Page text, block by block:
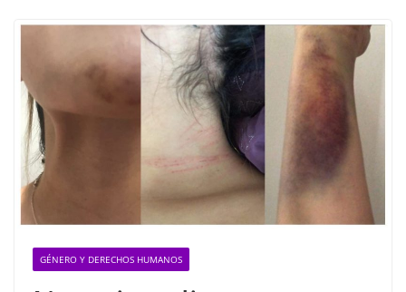
GÉNERO Y DERECHOS HUMANOS